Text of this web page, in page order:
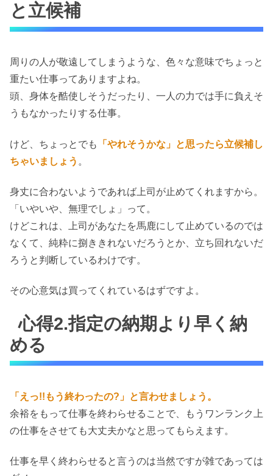
と立候補
周りの人が敬遠してしまうような、色々な意味でちょっと
重たい仕事ってありますよね。
頭、身体を酷使しそうだったり、一人の力では手に負えそ
うもなかったりする仕事。
けど、ちょっとでも
「やれそうかな」と思ったら立候補し
ちゃいましょう 。
身丈に合わないようであれば上司が止めてくれますから。
「いやいや、無理でしょ」って。
けどこれは、上司があなたを馬鹿にして止めているのでは
なくて、純粋に捌ききれないだろうとか、立ち回れないだ
ろうと判断しているわけです。
その心意気は買ってくれているはずですよ。
心得2.指定の納期より早く納
める
「えっ!!もう終わったの?」と言わせましょう。
余裕をもって仕事を終わらせることで、もうワンランク上
の仕事をさせても大丈夫かなと思ってもらえます。
仕事を早く終わらせると言うのは当然ですが雑であっては